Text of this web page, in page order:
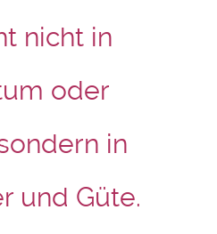
nicht in
oder
in
und Güte.